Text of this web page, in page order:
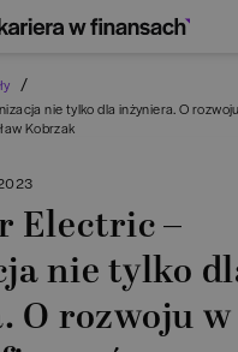
/
nie tylko dla inżyniera. O
Kobrzak
Electric –
nie tylko
O rozwoju w